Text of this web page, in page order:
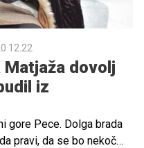
12.22
Matjaža dovolj
iz
gore Pece. Dolga brada
pravi, da se bo nekoč